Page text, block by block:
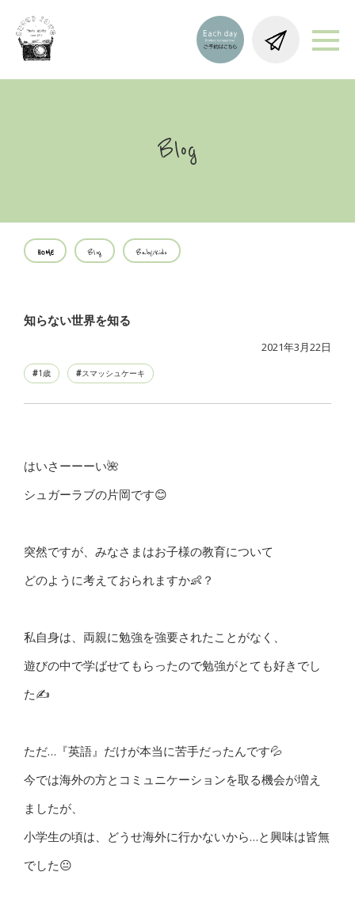
Blog
HOME Blog Baby/Kids
知らない世界を知る
2021年3月22日
1歳 スマッシュケーキ
はいさーーーい🌺
シュガーラブの片岡です😊
突然ですが、みなさまはお子様の教育について
どのように考えておられますか👶？
私自身は、両親に勉強を強要されたことがなく、
遊びの中で学ばせてもらったので勉強がとても好きでし
た✍
ただ…『英語』だけが本当に苦手だったんです💦
今では海外の方とコミュニケーションを取る機会が増え
ましたが、
小学生の頃は、どうせ海外に行かないから…と興味は皆無
でした😐